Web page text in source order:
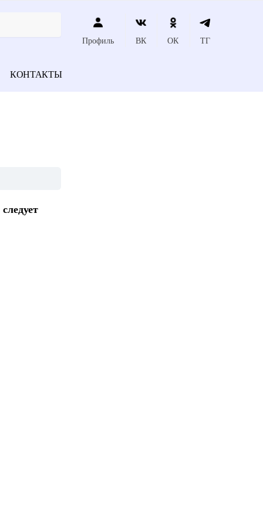
Профиль ВК ОК ТГ
КОНТАКТЫ